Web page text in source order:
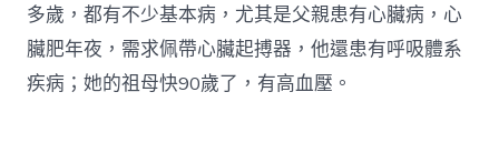
多歲，都有不少基本病，尤其是父親患有心臟病，心
臟肥年夜，需求佩帶心臟起搏器，他還患有呼吸體系
疾病；她的祖母快90歲了，有高血壓。